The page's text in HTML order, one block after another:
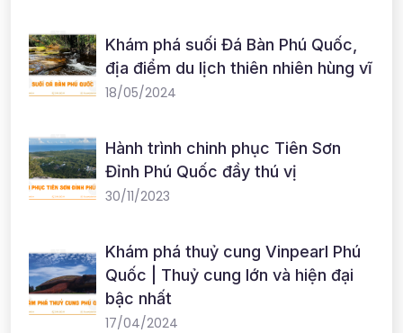
Khám phá suối Đá Bàn Phú Quốc,
địa điểm du lịch thiên nhiên hùng vĩ
18/05/2024
Hành trình chinh phục Tiên Sơn
Đỉnh Phú Quốc đầy thú vị
30/11/2023
Khám phá thuỷ cung Vinpearl Phú
Quốc | Thuỷ cung lớn và hiện đại
bậc nhất
17/04/2024